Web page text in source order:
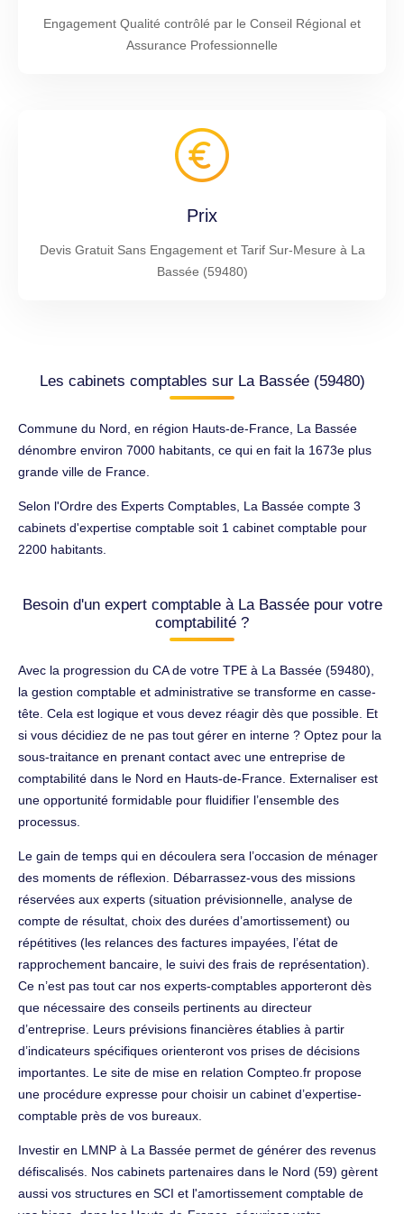
Engagement Qualité contrôlé par le Conseil Régional et
Assurance Professionnelle
Prix
Devis Gratuit Sans Engagement et Tarif Sur-Mesure à La
Bassée (59480)
Les cabinets comptables sur La Bassée (59480)
Commune du Nord, en région Hauts-de-France, La Bassée
dénombre environ 7000 habitants, ce qui en fait la 1673e plus
grande ville de France.
Selon l'Ordre des Experts Comptables, La Bassée compte 3
cabinets d'expertise comptable soit 1 cabinet comptable pour
2200 habitants.
Besoin d'un expert comptable à La Bassée pour votre
comptabilité ?
Avec la progression du CA de votre TPE à La Bassée (59480),
la gestion comptable et administrative se transforme en casse-
tête. Cela est logique et vous devez réagir dès que possible. Et
si vous décidiez de ne pas tout gérer en interne ? Optez pour la
sous-traitance en prenant contact avec une entreprise de
comptabilité dans le Nord en Hauts-de-France. Externaliser est
une opportunité formidable pour fluidifier l’ensemble des
processus.
Le gain de temps qui en découlera sera l’occasion de ménager
des moments de réflexion. Débarrassez-vous des missions
réservées aux experts (situation prévisionnelle, analyse de
compte de résultat, choix des durées d’amortissement) ou
répétitives (les relances des factures impayées, l’état de
rapprochement bancaire, le suivi des frais de représentation).
Ce n’est pas tout car nos experts-comptables apporteront dès
que nécessaire des conseils pertinents au directeur
d’entreprise. Leurs prévisions financières établies à partir
d’indicateurs spécifiques orienteront vos prises de décisions
importantes. Le site de mise en relation Compteo.fr propose
une procédure expresse pour choisir un cabinet d’expertise-
comptable près de vos bureaux.
Investir en LMNP à La Bassée permet de générer des revenus
défiscalisés. Nos cabinets partenaires dans le Nord (59) gèrent
aussi vos structures en SCI et l'amortissement comptable de